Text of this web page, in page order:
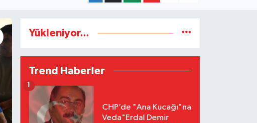
Yükleniyor...
Trend Haberler
CHP’de "Ana Kucağı"na
Veda"Erdal Demir
1